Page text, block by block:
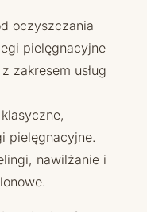
oczyszczania
pielęgnacyjne
zakresem usług
pielęgnacyjne.
nawilżanie i